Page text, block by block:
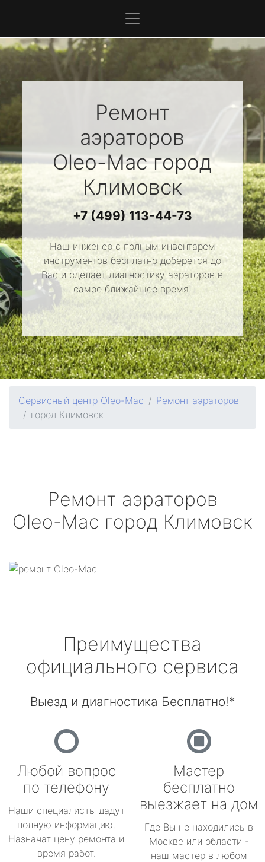
Ремонт
аэраторов
Oleo-Macгород
Климовск
+7 (499) 113-44-73
Наш инженер с полным инвентарем
инструментов бесплатно доберется до
Вас и сделает диагностику аэраторов в
самое ближайшее время.
Сервисный центр Oleo-Mac
Ремонт аэраторов
город Климовск
Ремонт аэраторов
Oleo-Mac город Климовск
Преимущества
официального сервиса
Выезд и диагностика Бесплатно!*
Любой вопрос
по телефону
Наши специалисты дадут
полную информацию.
Назначат цену ремонта и
время работ.
Мастер
бесплатно
выезжает на дом
Где Вы не находились в
Москве или области -
наш мастер в любом